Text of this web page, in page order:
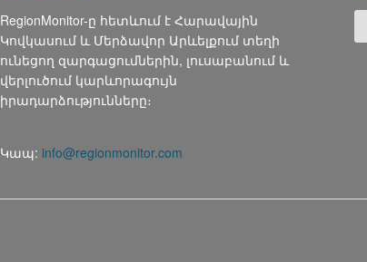
RegionMonitor-ը հետևում է Հարավային
Կովկասում և Մերձավոր Արևելքում տեղի
ունեցող զարգացումներին, լուսաբանում և
վերլուծում կարևորագույն
իրադարձությունները։
Կապ: info@regionmonitor.com